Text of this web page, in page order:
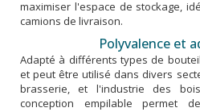
maximiser l'espace de stockage,
camions de livraison.
Polyvalence et
Adapté à différents types de
et peut être utilisé dans divers
brasserie, et l'industrie des
conception empilable permet